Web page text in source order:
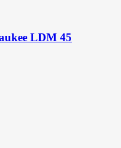
LDM 45